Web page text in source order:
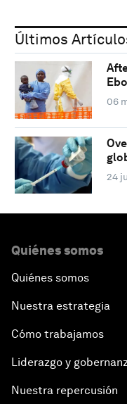
Últimos
06
24
Quiénes somos
Quiénes somos
Nuestra estrategia
Cómo trabajamos
Liderazgo y
Nuestra repercusión